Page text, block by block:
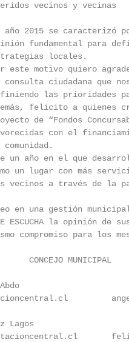
vecinos y vecinas
2015 se caracterizó
fundamental para
locales.
motivo quiero
ciudadana que
las prioridades
felicito a quienes
de “Fondos
con el
comunidad.
año en el que
un lugar con más
vecinos a través de la
en una gestión
la opinión de
compromiso para los
CONCEJO MUNICIPAL